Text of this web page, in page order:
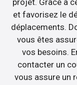
projet. Grâce à
et favorisez le
déplacements.
vous êtes
vos besoins.
contacter un
vous assure un